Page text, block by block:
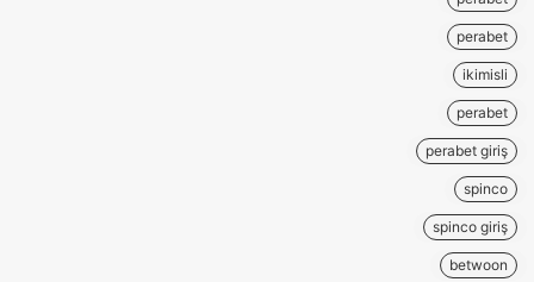
perabet
ikimisli
perabet
perabet giriş
spinco
spinco giriş
betwoon